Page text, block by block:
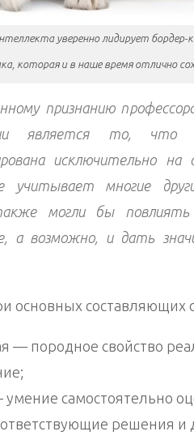
уверенно лидирует
которая и в наше время отлично
признанию
является то, что
исключительно на
учитывает многие
могли бы
а возможно, и дать
основных составляющих
— породное свойство
самостоятельно
решения и